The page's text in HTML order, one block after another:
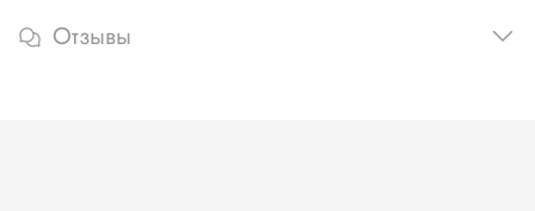
Отзывы